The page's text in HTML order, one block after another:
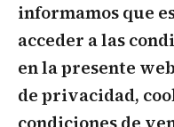
informamos que
acceder a las
en la presente
de privacidad,